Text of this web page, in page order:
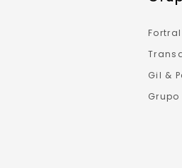
Fortral
Gil &